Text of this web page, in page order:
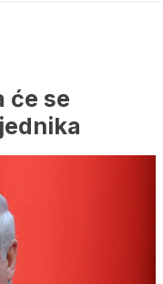
će se